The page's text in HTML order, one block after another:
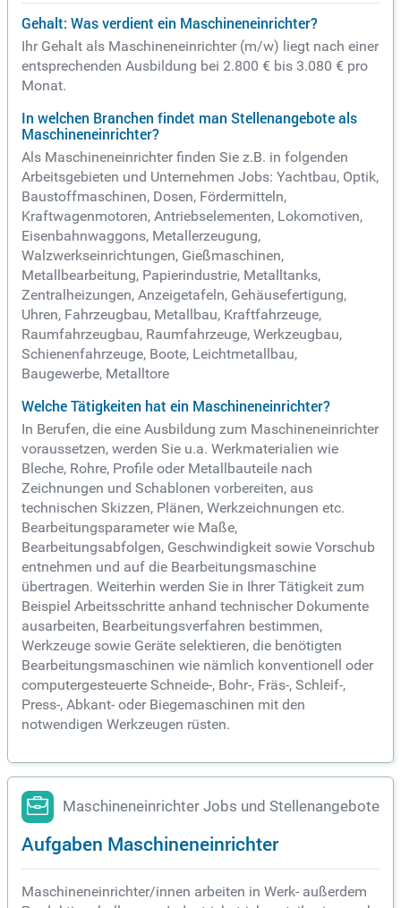
Gehalt: Was verdient ein Maschineneinrichter?
Ihr Gehalt als Maschineneinrichter (m/w) liegt nach einer
entsprechenden Ausbildung bei 2.800 € bis 3.080 € pro
Monat.
In welchen Branchen findet man Stellenangebote als
Maschineneinrichter?
Als Maschineneinrichter finden Sie z.B. in folgenden
Arbeitsgebieten und Unternehmen Jobs: Yachtbau, Optik,
Baustoffmaschinen, Dosen, Fördermitteln,
Kraftwagenmotoren, Antriebselementen, Lokomotiven,
Eisenbahnwaggons, Metallerzeugung,
Walzwerkseinrichtungen, Gießmaschinen,
Metallbearbeitung, Papierindustrie, Metalltanks,
Zentralheizungen, Anzeigetafeln, Gehäusefertigung,
Uhren, Fahrzeugbau, Metallbau, Kraftfahrzeuge,
Raumfahrzeugbau, Raumfahrzeuge, Werkzeugbau,
Schienenfahrzeuge, Boote, Leichtmetallbau,
Baugewerbe, Metalltore
Welche Tätigkeiten hat ein Maschineneinrichter?
In Berufen, die eine Ausbildung zum Maschineneinrichter
voraussetzen, werden Sie u.a. Werkmaterialien wie
Bleche, Rohre, Profile oder Metallbauteile nach
Zeichnungen und Schablonen vorbereiten, aus
technischen Skizzen, Plänen, Werkzeichnungen etc.
Bearbeitungsparameter wie Maße,
Bearbeitungsabfolgen, Geschwindigkeit sowie Vorschub
entnehmen und auf die Bearbeitungsmaschine
übertragen. Weiterhin werden Sie in Ihrer Tätigkeit zum
Beispiel Arbeitsschritte anhand technischer Dokumente
ausarbeiten, Bearbeitungsverfahren bestimmen,
Werkzeuge sowie Geräte selektieren, die benötigten
Bearbeitungsmaschinen wie nämlich konventionell oder
computergesteuerte Schneide-, Bohr-, Fräs-, Schleif-,
Press-, Abkant- oder Biegemaschinen mit den
notwendigen Werkzeugen rüsten.
Maschineneinrichter Jobs und Stellenangebote
Aufgaben Maschineneinrichter
Maschineneinrichter/innen arbeiten in Werk- außerdem